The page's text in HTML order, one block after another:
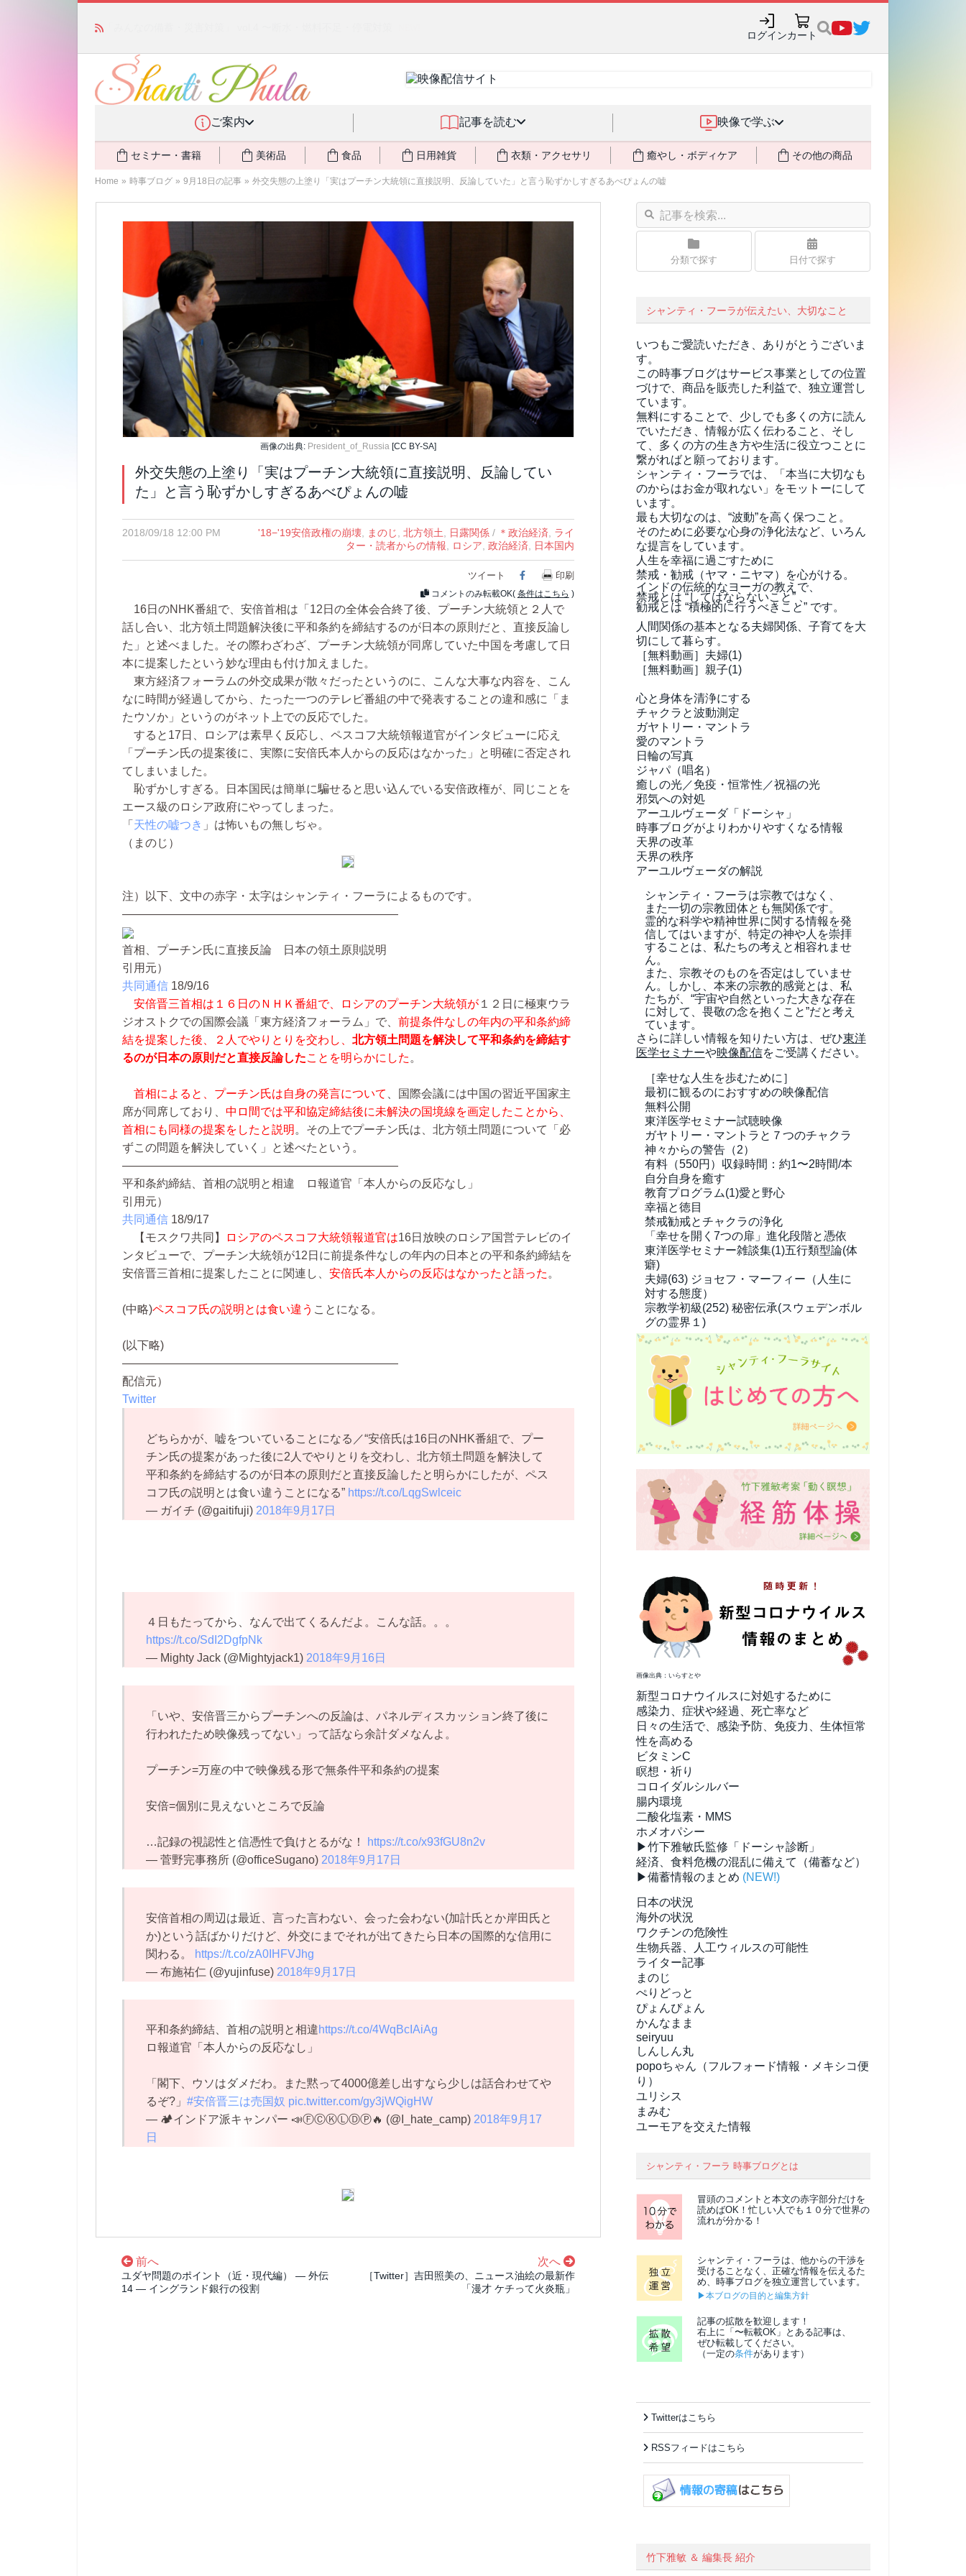
ログインカート
ご案内 記事を読む 映像で学ぶ
セミナー・書籍 美術品 食品 日用雑貨 衣類・アクセサリ 癒やし・ボディケア その他の商品
Home » 時事ブログ » 9月18日の記事 » 外交失態の上塗り「実はプーチン大統領に直接説明、反論していた」と言う恥ずかしすぎるあべぴょんの嘘
画像の出典: President_of_Russia[CC BY-SA]
外交失態の上塗り「実はプーチン大統領に直接説明、反論してい
た」と言う恥ずかしすぎるあべぴょんの嘘
2018/09/18 12:00 PM '18−'19安倍政権の崩壊, まのじ 北方領土 日露関係/ ＊政治経済
ライ
ター・読者からの情報
ロシア 政治経済 日本国内
ツイート Facebook
印刷
コメントのみ転載OK( 条件はこちら )
16日のNHK番組で、安倍首相は「12日の全体会合終了後、プーチン大統領と２人で
話し合い、北方領土問題解決後に平和条約を締結するのが日本の原則だと、直接反論し
た」と述べました。その際わざわざ、プーチン大統領が同席していた中国を考慮して日
本に提案したという妙な理由も付け加えました。
東方経済フォーラムの外交成果が散々だったというのに、こんな大事な内容を、こん
なに時間が経過してから、たった一つのテレビ番組の中で発表することの違和感に「ま
たウソか」というのがネット上での反応でした。
すると17日、ロシアは素早く反応し、ペスコフ大統領報道官がインタビューに応え
「プーチン氏の提案後に、実際に安倍氏本人からの反応はなかった」と明確に否定され
てしまいました。
恥ずかしすぎる。日本国民は簡単に騙せると思い込んでいる安倍政権が、同じことを
エース級のロシア政府にやってしまった。
「 天性の嘘つき 」は怖いもの無しぢゃ。
（まのじ）
注）以下、文中の赤字・太字はシャンティ・フーラによるものです。
————————————————————————
首相、プーチン氏に直接反論 日本の領土原則説明
引用元）
共同通信 18/9/16
安倍晋三首相は１６日のＮＨＫ番組で、ロシアのプーチン大統領が １２日に極東ウラ
ジオストクでの国際会議「東方経済フォーラム」で、 前提条件なしの年内の平和条約締
結を提案した後、２人でやりとりを交わし、 北方領土問題を解決して平和条約を締結す
るのが日本の原則だと直接反論したことを明らかにした 。
首相によると、プーチン氏は自身の発言について
、国際会議には中国の習近平国家主
席が同席しており、 中ロ間では平和協定締結後に未解決の国境線を画定したことから、
首相にも同様の提案をしたと説明 。その上でプーチン氏は、北方領土問題について「必
ずこの問題を解決していく」と述べたという。
————————————————————————
平和条約締結、首相の説明と相違 ロ報道官「本人からの反応なし」
引用元）
共同通信 18/9/17
【モスクワ共同】
ロシアのペスコフ大統領報道官は16日放映のロシア国営テレビのイ
ンタビューで、プーチン大統領が12日に前提条件なしの年内の日本との平和条約締結を
安倍晋三首相に提案したことに関連し、 安倍氏本人からの反応はなかったと語った 。
(中略)ペスコフ氏の説明とは食い違う ことになる。
(以下略)
————————————————————————
配信元）
Twitter
どちらかが、嘘をついていることになる／“安倍氏は16日のNHK番組で、プー
チン氏の提案があった後に2人でやりとりを交わし、北方領土問題を解決して
平和条約を締結するのが日本の原則だと直接反論したと明らかにしたが、ペス
コフ氏の説明とは食い違うことになる” https://t.co/LqgSwlceic
— ガイチ (@gaitifuji) 2018年9月17日
４日もたってから、なんで出てくるんだよ。こんな話。。。
https://t.co/SdI2DgfpNk
— Mighty Jack (@Mightyjack1) 2018年9月16日
「いや、安倍晋三からプーチンへの反論は、パネルディスカッション終了後に
行われたため映像残ってない」って話なら余計ダメなんよ。
プーチン=万座の中で映像残る形で無条件平和条約の提案
安倍=個別に見えないところで反論
…記録の視認性と信憑性で負けとるがな！
https://t.co/x93fGU8n2v
— 菅野完事務所 (@officeSugano) 2018年9月17日
安倍首相の周辺は最近、言った言わない、会った会わない(加計氏とか岸田氏と
か)という話ばかりだけど、外交にまでそれが出てきたら日本の国際的な信用に
関わる。
https://t.co/zA0IHFVJhg
— 布施祐仁 (@yujinfuse) 2018年9月17日
平和条約締結、首相の説明と相違https://t.co/4WqBcIAiAg
ロ報道官「本人からの反応なし」
「閣下、ウソはダメだわ。また黙って4000億差し出すなら少しは話合わせてや
るぞ?」 #安倍晋三は売国奴 pic.twitter.com/gy3jWQigHW
— 🏕インドア派キャンパー 📣ⒻⒸⓀⓁⒹⓅ🔥 (@I_hate_camp) 2018年9月17
日
前へ
ユダヤ問題のポイント（近・現代編） ― 外伝
14 ― イングランド銀行の役割
次へ
［Twitter］吉田照美の、ニュース油絵の最新作
「漫才 ケチって火炎瓶」
分類で探す 日付で探す
シャンティ・フーラが伝えたい、大切なこと
いつもご愛読いただき、ありがとうございま
す。
この時事ブログはサービス事業としての位置
づけで、商品を販売した利益で、独立運営し
ています。
無料にすることで、少しでも多くの方に読ん
でいただき、情報が広く伝わること、そし
て、 多くの方の生き方や生活に役立つことに
繋がればと願っております。
シャンティ・フーラでは、「本当に大切なも
のからはお金が取れない」をモットーにして
います。
最も大切なのは、“波動”を高く保つこと。
そのために必要な心身の浄化法など、いろん
な提言をしています。
人生を幸福に過ごすために
禁戒・勧戒（ヤマ・ニヤマ）を心がける。
インドの伝統的なヨーガの教えで、
禁戒とは “してはならないこと” 、
勧戒とは “積極的に行うべきこと” です。
人間関係の基本となる夫婦関係、子育てを大
切にして暮らす。
［無料動画］夫婦(1)
［無料動画］親子(1)
心と身体を清浄にする
チャクラと波動測定
ガヤトリー・マントラ
愛のマントラ
日輪の写真
ジャパ（唱名）
癒しの光／免疫・恒常性／祝福の光
邪気への対処
アーユルヴェーダ「ドーシャ」
時事ブログがよりわかりやすくなる情報
天界の改革
天界の秩序
アーユルヴェーダの解説
シャンティ・フーラは宗教ではなく、
また一切の宗教団体とも無関係です。
霊的な科学や精神世界に関する情報を発
信してはいますが、特定の神や人を崇拝
することは、私たちの考えと相容れませ
ん。
また、宗教そのものを否定はしていませ
ん。しかし、本来の宗教的感覚とは、私
たちが、“宇宙や自然といった大きな存在
に対して、畏敬の念を抱くこと”だと考え
ています。
さらに詳しい情報を知りたい方は、ぜひ東洋
医学セミナーや映像配信をご受講ください。
［幸せな人生を歩むために］
最初に観るのにおすすめの映像配信
無料公開
東洋医学セミナー試聴映像
ガヤトリー・マントラと７つのチャクラ
神々からの警告（2）
有料（550円） 収録時間：約1〜2時間/本
自分自身を癒す
教育プログラム(1)愛と野心
幸福と徳目
禁戒勧戒とチャクラの浄化
「幸せを開く7つの扉」進化段階と憑依
東洋医学セミナー雑談集(1)五行類型論(体
癖)
夫婦(63) ジョセフ・マーフィー（人生に
対する態度）
宗教学初級(252) 秘密伝承(スウェデンボル
グの霊界１)
画像出典：いらすとや
新型コロナウイルスに対処するために
感染力、症状や経過、死亡率など
日々の生活で、感染予防、免疫力、生体恒常
性を高める
ビタミンC
瞑想・祈り
コロイダルシルバー
腸内環境
二酸化塩素・MMS
ホメオパシー
▶竹下雅敏氏監修「ドーシャ診断」
経済、食料危機の混乱に備えて（備蓄など）
▶備蓄情報のまとめ (NEW!)
日本の状況
海外の状況
ワクチンの危険性
生物兵器、人工ウィルスの可能性
ライター記事
まのじ
ぺりどっと
ぴょんぴょん
かんなまま
seiryuu
しんしん丸
popoちゃん（フルフォード情報・メキシコ便
り）
ユリシス
まみむ
ユーモアを交えた情報
シャンティ・フーラ 時事ブログとは
冒頭のコメントと本文の赤字部分だけを
読めばOK！忙しい人でも１０分で世界の
流れが分かる！
シャンティ・フーラは、他からの干渉を
受けることなく、正確な情報を伝えるた
め、時事ブログを独立運営しています。
▶本ブログの目的と編集方針
記事の拡散を歓迎します！
右上に「〜転載OK」とある記事は、
ぜひ転載してください。
（一定の条件があります）
Twitterはこちら
RSSフィードはこちら
竹下雅敏 ＆ 編集長 紹介